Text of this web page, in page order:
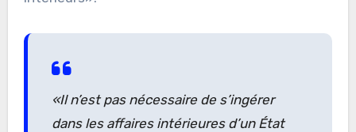
«Il n’est pas nécessaire de s’ingérer
dans les affaires intérieures d’un État